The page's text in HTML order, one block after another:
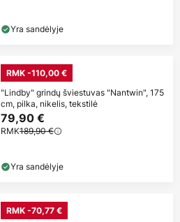
Yra sandėlyje
RMK -110,00 €
"Lindby" grindų šviestuvas "Nantwin", 175
cm, pilka, nikelis, tekstilė
79,90 €
RMK189,90 €
Yra sandėlyje
RMK -70,77 €